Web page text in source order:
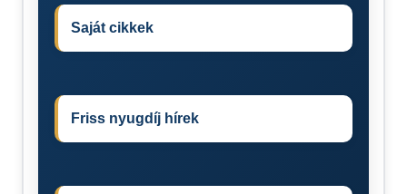
Saját cikkek
Friss nyugdíj hírek